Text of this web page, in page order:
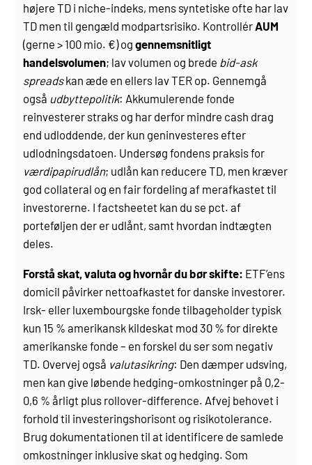
højere TD i niche-indeks, mens syntetiske ofte har lav
TD men til gengæld modpartsrisiko. KontrollérAUM
(gerne > 100 mio. €) oggennemsnitligt
handelsvolumen; lav volumen og brede bid-ask
spreadskan æde en ellers lav TER op. Gennemgå
også udbyttepolitik: Akkumulerende fonde
reinvesterer straks og har derfor mindre cash drag
end udloddende, der kun geninvesteres efter
udlodningsdatoen. Undersøg fondens praksis for
værdipapirudlån; udlån kan reducere TD, men kræver
god collateral og en fair fordeling af merafkastet til
investorerne. I factsheetet kan du se pct. af
porteføljen der er udlånt, samt hvordan indtægten
deles.
Forstå skat, valuta og hvornår du bør skifte: ETF’ens
domicil påvirker nettoafkastet for danske investorer.
Irsk- eller luxembourgske fonde tilbageholder typisk
kun 15 % amerikansk kildeskat mod 30 % for direkte
amerikanske fonde – en forskel du ser som negativ
TD. Overvej også valutasikring: Den dæmper udsving,
men kan give løbende hedging-omkostninger på 0,2-
0,6 % årligt plus rollover-difference. Afvej behovet i
forhold til investeringshorisont og risikotolerance.
Brug dokumentationen til at identificere de samlede
omkostninger inklusive skat og hedging. Som